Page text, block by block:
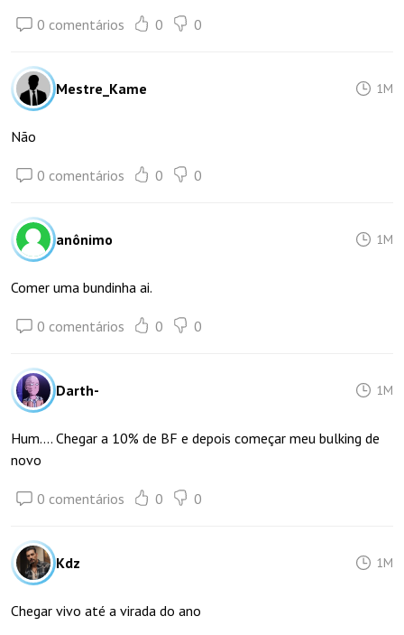
0 comentários 0 0
Mestre_Kame 1M
Não
0 comentários 0 0
anônimo 1M
Comer uma bundinha ai.
0 comentários 0 0
Darth- 1M
Hum.... Chegar a 10% de BF e depois começar meu bulking de
novo
0 comentários 0 0
Kdz 1M
Chegar vivo até a virada do ano